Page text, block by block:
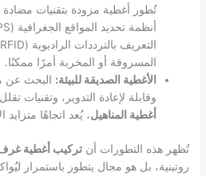
تُطور أغطية مزودة بتقنيات مضادة
المسروقة أو المخربة أمرًا ممكنًا.
الأغطية الصديقة للبيئة: البحث عن
وقابلة لإعادة التدوير، وتقنيات
أغطية المناهيل، يُعد اتجاهًا
تُظهر هذه التطورات أنتركيب أغطية
روتينية، بل هو مجال يتطور باستمرار